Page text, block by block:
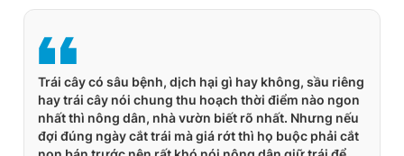
Phó tổng biên tập: Trần Việt Hưng
© 2003-2026 Bản quyền thuộc về Báo Thanh Niên. Cấm sao
chép dưới mọi hình thức nếu không có sự chấp thuận bằng văn
bản. Phát triển bởi ePi Technologies, JSC.
Trái cây có sâu bệnh, dịch hại gì hay không, sầu riêng
hay trái cây nói chung thu hoạch thời điểm nào ngon
nhất thì nông dân, nhà vườn biết rõ nhất. Nhưng nếu
đợi đúng ngày cắt trái mà giá rớt thì họ buộc phải cắt